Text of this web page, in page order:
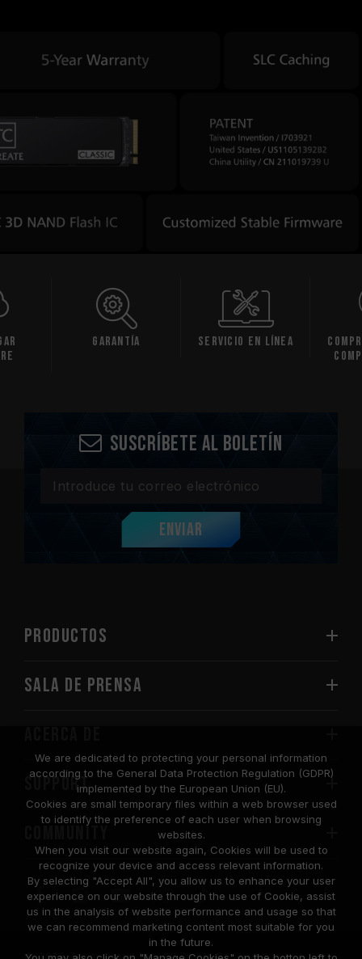
Garantía Servicio en línea
Suscríbete al boletín
Enviar
PRODUCTOS
Sala de prensa
SUPPORT
COMMUNITY
© 2026 Team Group Inc. All Rights Reserved.
We are dedicated to protecting your personal information
according to the General Data Protection Regulation (GDPR)
implemented by the European Union (EU).
Cookies are small temporary files within a web browser used
to identify the preference of each user when browsing
websites.
When you visit our website again, Cookies will be used to
recognize your device and access relevant information.
By selecting "Accept All", you allow us to enhance your user
experience on our website through the use of Cookie, assist
us in the analysis of website performance and usage so that
we can recommend marketing content most suitable for you
in the future.